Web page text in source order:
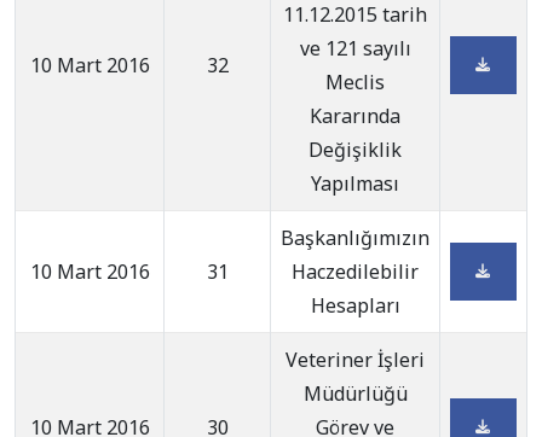
10 Mart 2016 32
11.12.2015 tarih
ve 121 sayılı
Meclis
Kararında
Değişiklik
Yapılması
10 Mart 2016 31
Başkanlığımızın
Haczedilebilir
Hesapları
10 Mart 2016 30
Veteriner İşleri
Müdürlüğü
Görev ve